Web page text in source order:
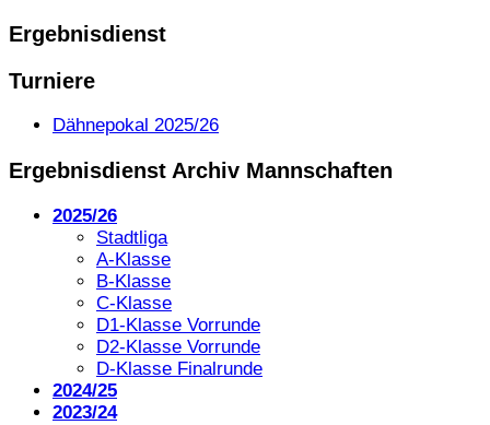
Ergebnisdienst
Turniere
Dähnepokal 2025/26
Ergebnisdienst Archiv Mannschaften
2025/26
Stadtliga
A-Klasse
B-Klasse
C-Klasse
D1-Klasse Vorrunde
D2-Klasse Vorrunde
D-Klasse Finalrunde
2024/25
2023/24